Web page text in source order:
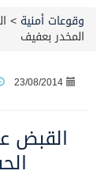
وقوعات أمنية >
المخدر بعفيف
23/08/2014
القبض